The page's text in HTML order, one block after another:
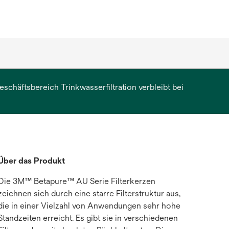
Trinkwasserfiltration verbleibt bei
das Produkt
3M™ Betapure™ AU Serie Filterkerzen
sich durch eine starre Filterstruktur aus,
in einer Vielzahl von Anwendungen sehr hohe
erreicht. Es gibt sie in verschiedenen